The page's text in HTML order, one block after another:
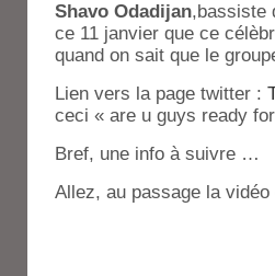
Shavo Odadijan,bassiste
ce 11 janvier que ce
quand on sait que le
Lien vers la page twitter :
ceci « are u guys ready for
Bref, une info à suivre …
Allez, au passage la vidéo